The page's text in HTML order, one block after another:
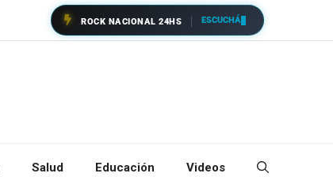
ROCK NACIONAL 24HS ESCUCHÁ
Salud Educación Videos